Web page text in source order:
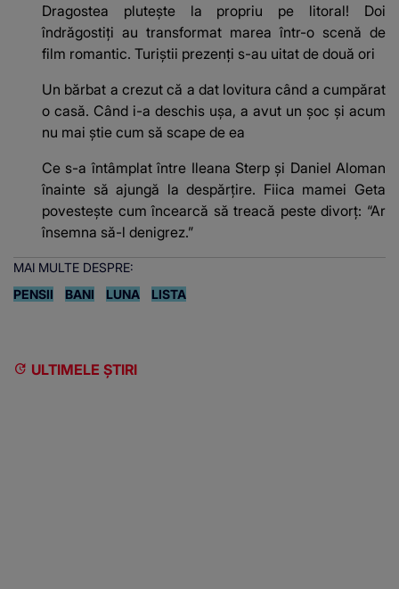
Dragostea plutește la propriu pe litoral! Doi
îndrăgostiți au transformat marea într-o scenă de
film romantic. Turiștii prezenți s-au uitat de două ori
Un bărbat a crezut că a dat lovitura când a cumpărat
o casă. Când i-a deschis ușa, a avut un șoc și acum
nu mai știe cum să scape de ea
Ce s-a întâmplat între Ileana Sterp și Daniel Aloman
înainte să ajungă la despărțire. Fiica mamei Geta
povestește cum încearcă să treacă peste divorț: “Ar
însemna să-l denigrez.”
MAI MULTE DESPRE:
PENSII
BANI LUNA LISTA
ULTIMELE ȘTIRI